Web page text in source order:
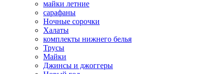
майки летние
сарафаны
Ночные сорочки
Халаты
комплекты нижнего белья
Трусы
Майки
Джинсы и джоггеры